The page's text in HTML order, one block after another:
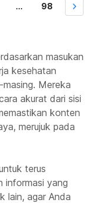
... 98
masukan
kesehatan
Mereka
akurat dari sisi
konten
merujuk pada
terus
informasi yang
lain, agar Anda